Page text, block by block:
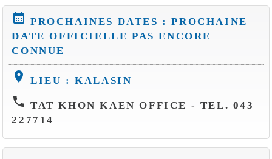
calendar_month PROCHAINES DATES : PROCHAINE
DATE OFFICIELLE PAS ENCORE
CONNUE
location_on LIEU : KALASIN
phone TAT KHON KAEN OFFICE - TEL. 043
227714